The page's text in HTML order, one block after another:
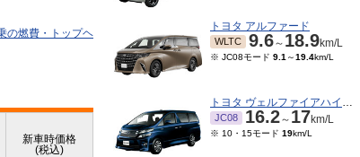
の燃費・トップヘ
新車時価格
(税込)
トヨタ アルファード
WLTC 9.6～ 18.9km/L
※ JC08モード 9.1 ～19.4km/L
トヨタ ヴェルファイアハイブリッド
JC08 16.2～ 17km/L
※ 10・15モード 19km/L